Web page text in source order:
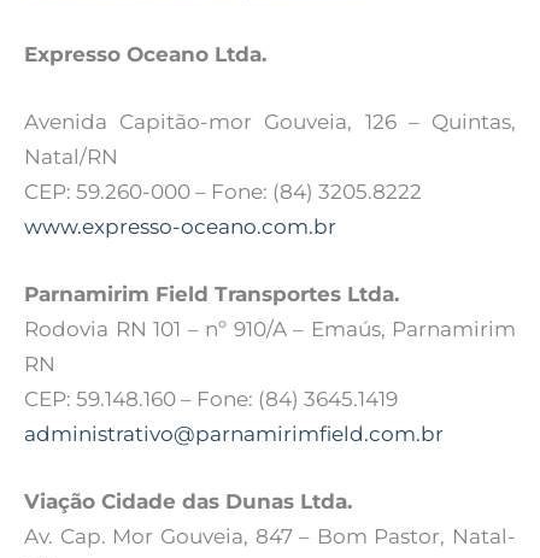
Expresso Oceano Ltda.
Avenida Capitão-mor Gouveia, 126 – Quintas,
Natal/RN
CEP: 59.260-000 – Fone: (84) 3205.8222
www.expresso-oceano.com.br
Parnamirim Field Transportes Ltda.
Rodovia RN 101 – nº 910/A – Emaús, Parnamirim
RN
CEP: 59.148.160 – Fone: (84) 3645.1419
administrativo@parnamirimfield.com.br
Viação Cidade das Dunas Ltda.
Av. Cap. Mor Gouveia, 847 – Bom Pastor, Natal-